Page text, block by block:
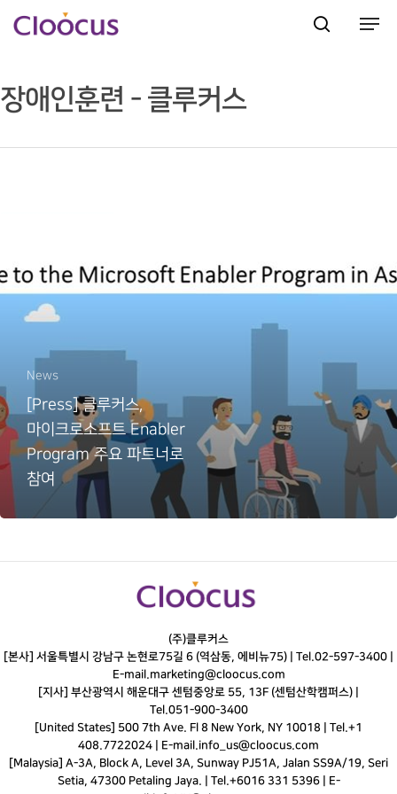
Hit enter to search or ESC to close
장애인훈련 - 클루커스
News
[Press] 클루커스,
마이크로소프트 Enabler
Program 주요 파트너로
참여
(주)클루커스
[본사] 서울특별시 강남구 논현로75길 6 (역삼동, 에비뉴75) | Tel.02-597-3400
E-mail.marketing@cloocus.com
[지사] 부산광역시 해운대구 센텀중앙로 55, 13F (센텀산학캠퍼스) |
Tel.051-900-3400
[United States] 500 7th Ave. Fl 8 New York, NY 10018 | Tel.+1
408.7722024 | E-mail.info_us@cloocus.com
[Malaysia] A-3A, Block A, Level 3A, Sunway PJ51A, Jalan SS9A/19, Seri
Setia, 47300 Petaling Jaya. | Tel.+6016 331 5396 | E-